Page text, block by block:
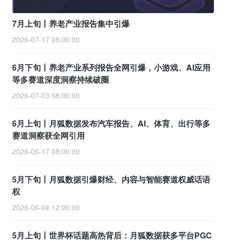
7月上旬丨养老产业报告集中引爆
2026-07-17 08:00:00
6月下旬丨养老产业系列报告全网引爆，小游戏、AI应用
等多赛道深度洞察持续破圈
2026-07-03 08:00:00
6月上旬丨月狐数据发布汽车报告、AI、体育、出行等多
赛道洞察获全网引用
2026-06-17 08:00:00
5月下旬丨月狐数据引爆财经、内容与智能赛道权威话语
权
2026-06-04 12:00:00
5月上旬丨世界杯话题高热背后：月狐数据获多平台PGC